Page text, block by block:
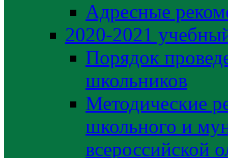
Адресные
2020-2021
Порядок
школьников
Методические
школьного и
всероссийской